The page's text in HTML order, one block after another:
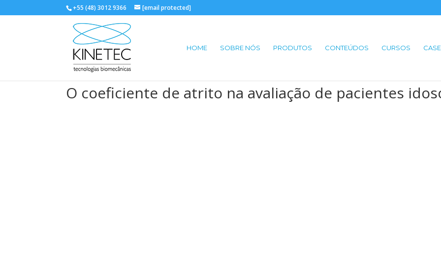
+55 (48) 3012 9366 [email protected]
HOME SOBRE NÓS PRODUTOS CONTEÚDOS CURSOS
O coeficiente de atrito na avaliação de pacientes